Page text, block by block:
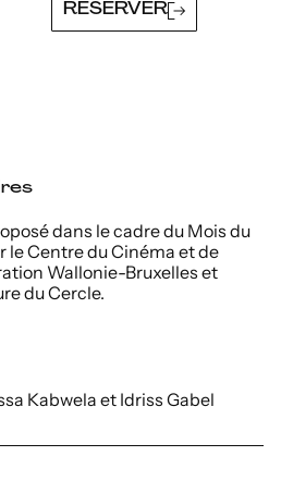
RÉSERVER
dans le cadre du Mois du
le Centre du Cinéma et de
Wallonie-Bruxelles et
du Cercle.
Kabwela et Idriss Gabel